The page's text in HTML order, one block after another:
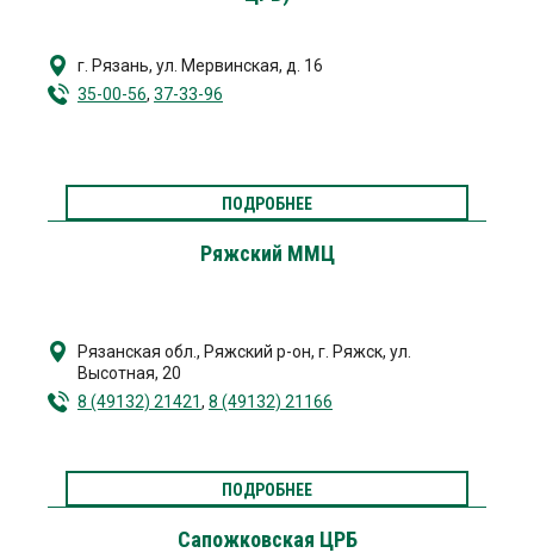
г. Рязань, ул. Мервинская, д. 16
35-00-56, 37-33-96
ПОДРОБНЕЕ
Ряжский ММЦ
Рязанская обл., Ряжский р-он, г. Ряжск, ул.
Высотная, 20
8 (49132) 21421, 8 (49132) 21166
ПОДРОБНЕЕ
Сапожковская ЦРБ